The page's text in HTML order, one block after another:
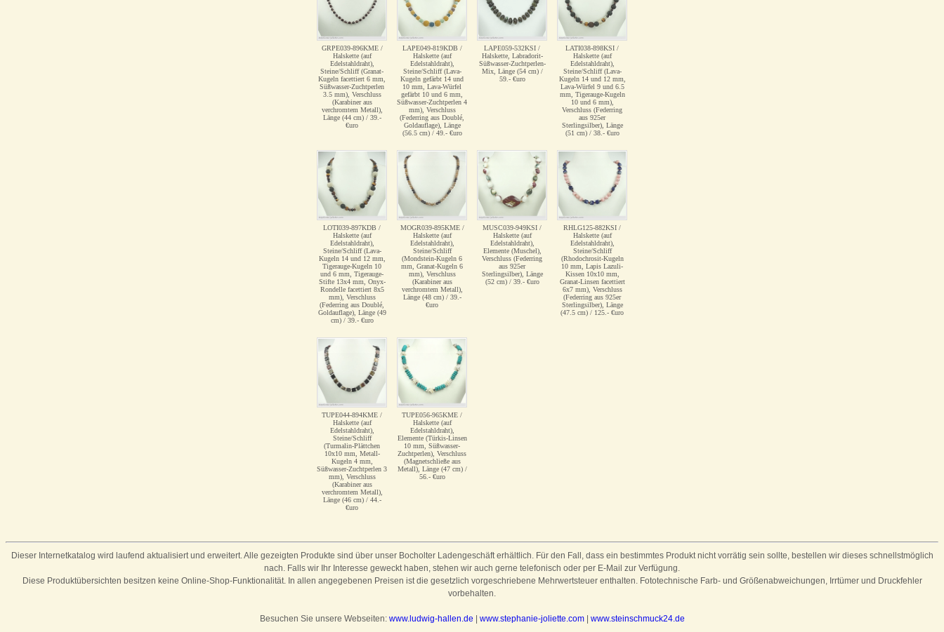
GRPE039-896KME /
Halskette (auf
Edelstahldraht),
Steine/Schliff (Granat-
Kugeln facettiert 6 mm,
Süßwasser-Zuchtperlen
3.5 mm), Verschluss
(Karabiner aus
verchromtem Metall),
Länge (44 cm) / 39.-
€uro
LAPE049-819KDB /
Halskette (auf
Edelstahldraht),
Steine/Schliff (Lava-
Kugeln gefärbt 14 und
10 mm, Lava-Würfel
gefärbt 10 und 6 mm,
Süßwasser-Zuchtperlen 4
mm), Verschluss
(Federring aus Doublé,
Goldauflage), Länge
(56.5 cm) / 49.- €uro
LAPE059-532KSI /
Halskette, Labradorit-
Süßwasser-Zuchtperlen-
Mix, Länge (54 cm) /
59.- €uro
LATI038-898KSI /
Halskette (auf
Edelstahldraht),
Steine/Schliff (Lava-
Kugeln 14 und 12 mm,
Lava-Würfel 9 und 6.5
mm, Tigerauge-Kugeln
10 und 6 mm),
Verschluss (Federring
aus 925er
Sterlingsilber), Länge
(51 cm) / 38.- €uro
LOTI039-897KDB /
Halskette (auf
Edelstahldraht),
Steine/Schliff (Lava-
Kugeln 14 und 12 mm,
Tigerauge-Kugeln 10
und 6 mm, Tigerauge-
Stifte 13x4 mm, Onyx-
Rondelle facettiert 8x5
mm), Verschluss
(Federring aus Doublé,
Goldauflage), Länge (49
cm) / 39.- €uro
MOGR039-895KME /
Halskette (auf
Edelstahldraht),
Steine/Schliff
(Mondstein-Kugeln 6
mm, Granat-Kugeln 6
mm), Verschluss
(Karabiner aus
verchromtem Metall),
Länge (48 cm) / 39.-
€uro
MUSC039-949KSI /
Halskette (auf
Edelstahldraht),
Elemente (Muschel),
Verschluss (Federring
aus 925er
Sterlingsilber), Länge
(52 cm) / 39.- €uro
RHLG125-882KSI /
Halskette (auf
Edelstahldraht),
Steine/Schliff
(Rhodochrosit-Kugeln
10 mm, Lapis Lazuli-
Kissen 10x10 mm,
Granat-Linsen facettiert
6x7 mm), Verschluss
(Federring aus 925er
Sterlingsilber), Länge
(47.5 cm) / 125.- €uro
TUPE044-894KME /
Halskette (auf
Edelstahldraht),
Steine/Schliff
(Turmalin-Plättchen
10x10 mm, Metall-
Kugeln 4 mm,
Süßwasser-Zuchtperlen 3
mm), Verschluss
(Karabiner aus
verchromtem Metall),
Länge (46 cm) / 44.-
€uro
TUPE056-965KME /
Halskette (auf
Edelstahldraht),
Elemente (Türkis-Linsen
10 mm, Süßwasser-
Zuchtperlen), Verschluss
(Magnetschließe aus
Metall), Länge (47 cm) /
56.- €uro
Dieser Internetkatalog wird laufend aktualisiert und erweitert. Alle gezeigten Produkte sind über unser Bocholter Ladengeschäft erhältlich.Für den Fall, dass ein bestimmtes Produkt nicht vorrätig sein sollte, bestellen wir dieses schnellstmöglich
nach. Falls wir Ihr Interesse geweckt haben, stehen wir auch gerne telefonisch oder per E-Mail zur Verfügung.
Diese Produktübersichten besitzen keine Online-Shop-Funktionalität. In allen angegebenen Preisen ist die gesetzlich vorgeschriebene Mehrwertsteuer enthalten. Fototechnische Farb- und Größenabweichungen, Irrtümer und Druckfehler
vorbehalten.
Besuchen Sie unsere Webseiten: www.ludwig-hallen.de www.stephanie-joliette.com| www.steinschmuck24.de